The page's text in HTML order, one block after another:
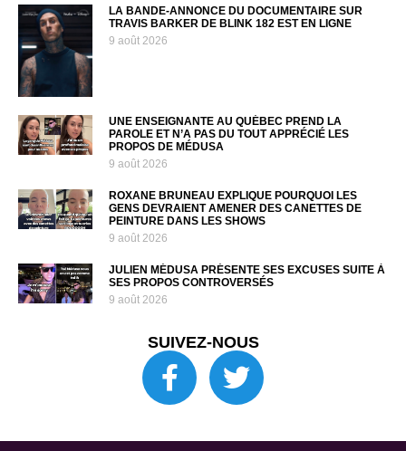
LA BANDE-ANNONCE DU DOCUMENTAIRE SUR
TRAVIS BARKER DE BLINK 182 EST EN LIGNE
9 août 2026
UNE ENSEIGNANTE AU QUÉBEC PREND LA
PAROLE ET N’A PAS DU TOUT APPRÉCIÉ LES
PROPOS DE MÉDUSA
9 août 2026
ROXANE BRUNEAU EXPLIQUE POURQUOI LES
GENS DEVRAIENT AMENER DES CANETTES DE
PEINTURE DANS LES SHOWS
9 août 2026
JULIEN MÉDUSA PRÉSENTE SES EXCUSES SUITE À
SES PROPOS CONTROVERSÉS
9 août 2026
SUIVEZ-NOUS